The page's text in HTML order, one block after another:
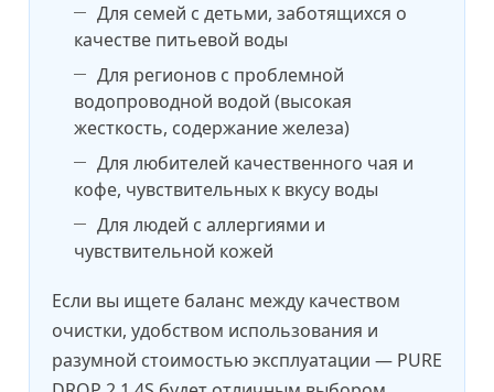
Для семей с детьми, заботящихся о
качестве питьевой воды
Для регионов с проблемной
водопроводной водой (высокая
жесткость, содержание железа)
Для любителей качественного чая и
кофе, чувствительных к вкусу воды
Для людей с аллергиями и
чувствительной кожей
Если вы ищете баланс между качеством
очистки, удобством использования и
разумной стоимостью эксплуатации — PURE